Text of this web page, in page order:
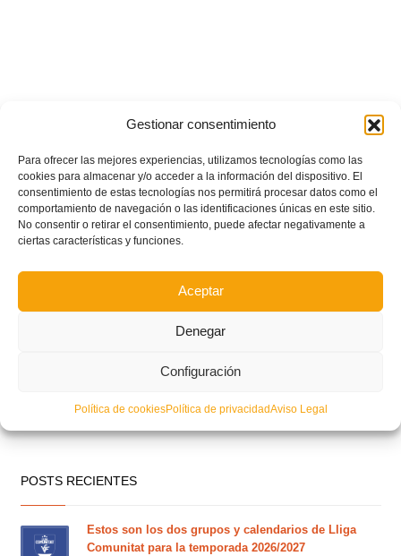
Gestionar consentimiento
Para ofrecer las mejores experiencias, utilizamos tecnologías como las
cookies para almacenar y/o acceder a la información del dispositivo. El
consentimiento de estas tecnologías nos permitirá procesar datos como el
comportamiento de navegación o las identificaciones únicas en este sitio.
No consentir o retirar el consentimiento, puede afectar negativamente a
ciertas características y funciones.
Aceptar
Denegar
Configuración
Política de cookiesPolítica de privacidadAviso Legal
POSTS RECIENTES
Estos son los dos grupos y calendarios de Lliga
Comunitat para la temporada 2026/2027